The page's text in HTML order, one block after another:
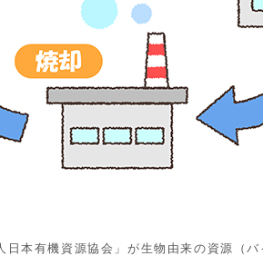
本有機資源協会」が生物由来の資源（バ